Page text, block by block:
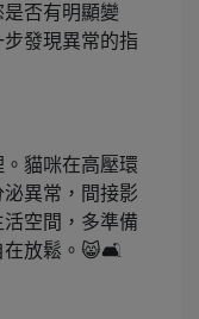
否有明顯變
發現異常的指
貓咪在高壓環
異常，間接影
空間，多準備
在放鬆。😸🛋️